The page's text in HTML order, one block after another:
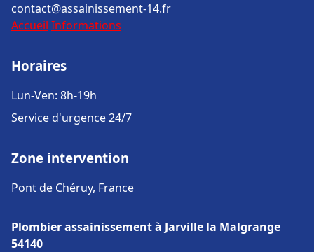
contact@assainissement-14.fr
Accueil Informations
Horaires
Lun-Ven: 8h-19h
Service d'urgence 24/7
Zone intervention
Pont de Chéruy, France
Plombier assainissement à Jarville la Malgrange
54140